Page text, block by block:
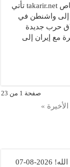
“المستقبلية”مع إيران ولبنان! # علي ضاحي -خاص takarir.net تأتي
إلى واشنطن في
حرب جديدة
مع إيران إلى
صفحة 1 من 23
الأخيرة »
2026-08-07